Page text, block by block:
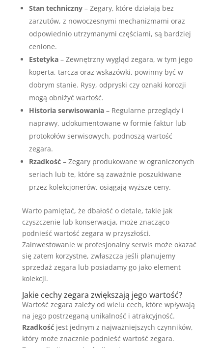
Stan techniczny– Zegary, które działają bez
zarzutów, z nowoczesnymi mechanizmami oraz
odpowiednio utrzymanymi częściami, są bardziej
cenione.
Estetyka– Zewnętrzny wygląd zegara, w tym jego
koperta, tarcza oraz wskazówki, powinny być w
dobrym stanie. Rysy, odpryski czy oznaki korozji
mogą obniżyć wartość.
Historia serwisowania– Regularne przeglądy i
naprawy, udokumentowane w formie faktur lub
protokołów serwisowych, podnoszą wartość
zegara.
Rzadkość– Zegary produkowane w ograniczonych
seriach lub te, które są zaważnie poszukiwane
przez kolekcjonerów, osiągają wyższe ceny.
Warto pamiętać, że dbałość o detale, takie jak
czyszczenie lub konserwacja, może znacząco
podnieść wartość zegara w przyszłości.
Zainwestowanie w profesjonalny serwis może okazać
się zatem korzystne, zwłaszcza jeśli planujemy
sprzedaż zegara lub posiadamy go jako element
kolekcji.
Jakie cechy zegara zwiększają jego wartość?
Wartość zegara zależy od wielu cech, które wpływają
na jego postrzeganą unikalność i atrakcyjność.
Rzadkośćjest jednym z najważniejszych czynników,
który może znacznie podnieść wartość zegara.